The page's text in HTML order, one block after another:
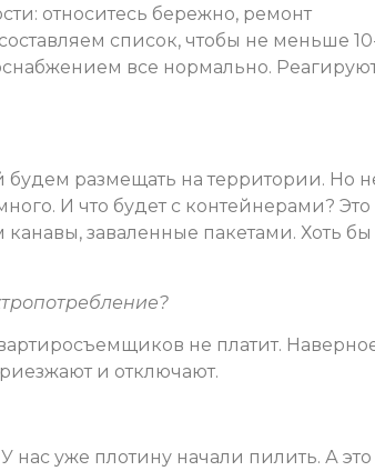
относитесь бережно, ремонт
список, чтобы не меньше
все нормально.
будем размещать на территории. Но
И что будет с контейнерами? Это
канавы, заваленные пакетами. Хоть бы
не платит.
и отключают.
нас уже плотину начали пилить. А это